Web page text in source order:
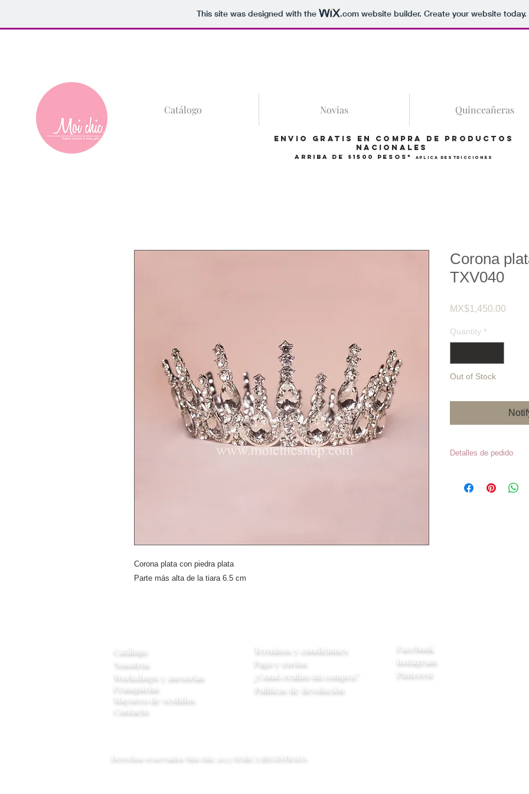
This site was designed with the .comwebsite builder. Create your website today.
Catálogo Novias Quinceañeras
Envio gratis en compra de productos
Nacionales
arriba de $1500 pesos* Aplica restricciones
Corona plata con piedra plata
Parte más alta de la tiara 6.5 cm
Corona
TXV040
MX$1,450.00
Quantity *
Out of Stock
Detalles de pedido
*Los
Facebook
Instagram
Pinterest
Catálogo
Nosotros
Workshops y
asesorias
Terminos y condiciones
Pago y envios
¿Comó realizo mi compra?
Franquicias
Políticas de devolución
Mayoreo de vestidos
Contacto
Derechos reservados Moi chic 2023 MARCA REGISTRADA